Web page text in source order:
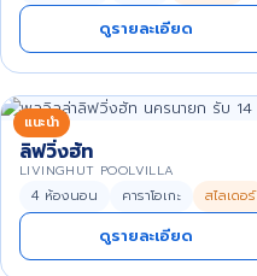
ดูรายละเอียด
แนะนำ
ลิฟวิ่งฮัท
LIVINGHUT POOLVILLA
4 ห้องนอน คาราโอเกะ สไลเดอร์
ดูรายละเอียด